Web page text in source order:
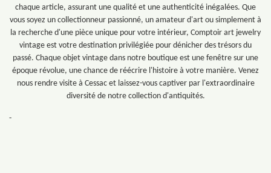
chaque article, assurant une qualité et une authenticité inégalées. Que
vous soyez un collectionneur passionné, un amateur d'art ou simplement à
la recherche d'une pièce unique pour votre intérieur, Comptoir art jewelry
vintage est votre destination privilégiée pour dénicher des trésors du
passé. Chaque objet vintage dans notre boutique est une fenêtre sur une
époque révolue, une chance de réécrire l'histoire à votre manière. Venez
nous rendre visite à Cessac et laissez-vous captiver par l'extraordinaire
diversité de notre collection d'antiquités.
-